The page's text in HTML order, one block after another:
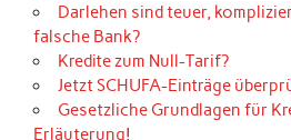
Darlehen sind teuer,
falsche Bank?
Kredite zum Null-Tarif?
Jetzt SCHUFA-Einträge
Gesetzliche Grundlagen für
Erläuterung!